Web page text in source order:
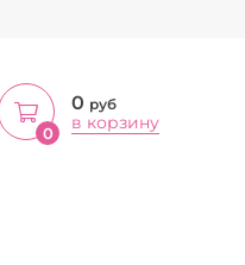
0
0 руб
в корзину